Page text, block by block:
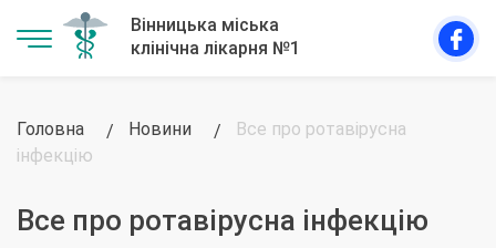
Головна Новини
Все про ротавірусна
інфекцію
Все про ротавірусна інфекцію